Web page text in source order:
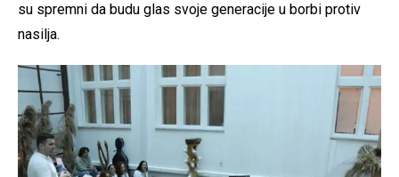
su spremni da budu glas svoje generacije u borbi protiv
nasilja.